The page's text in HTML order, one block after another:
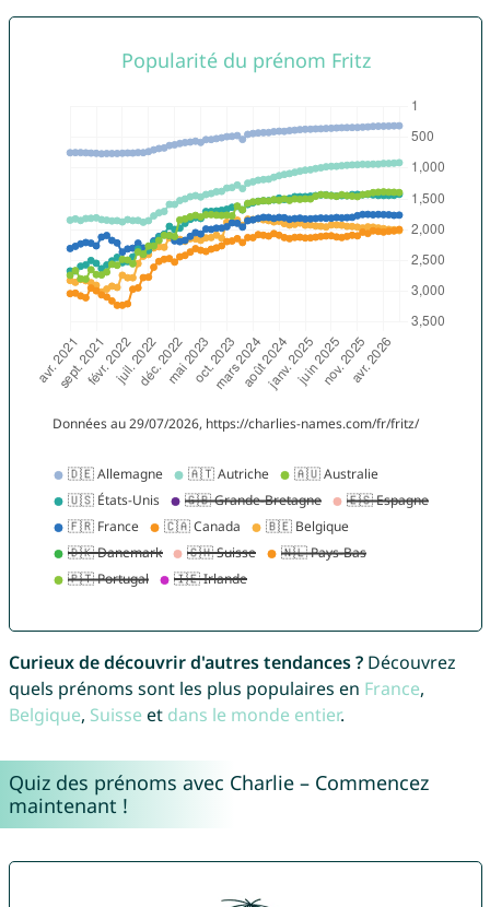
Curieux de découvrir d'autres tendances ?Découvrez
quels prénoms sont les plus populaires en France,
Belgique, Suisse et dans le monde entier.
Quiz des prénoms avec Charlie – Commencez
maintenant !